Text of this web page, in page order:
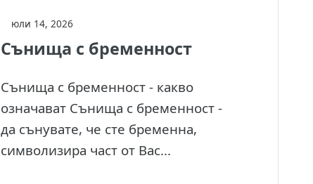
юли 14, 2026
Сънища с бременност
Сънища с бременност - какво
означават Сънища с бременност -
да сънувате, че сте бременна,
символизира част от Вас...